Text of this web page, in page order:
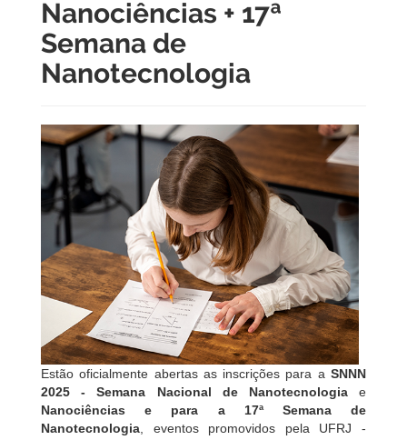
Nanociências + 17ª
Semana de
Nanotecnologia
Estão oficialmente abertas as inscrições para a SNNN
2025 - Semana Nacional de Nanotecnologiae
Nanociências e para a 17ª Semana de
Nanotecnologia , eventos promovidos pela UFRJ -